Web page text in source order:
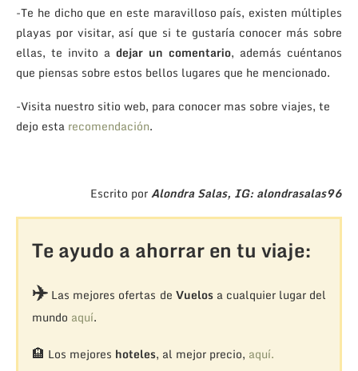
-Te he dicho que en este maravilloso país, existen múltiples
playas por visitar, así que si te gustaría conocer más sobre
ellas, te invito a dejar un comentario, además cuéntanos
que piensas sobre estos bellos lugares que he mencionado.
-Visita nuestro sitio web, para conocer mas sobre viajes, te
dejo esta recomendación.
Escrito porAlondra Salas, IG: alondrasalas96
Te ayudo a ahorrar en tu viaje:
✈️Las mejores ofertas de Vuelosa cualquier lugar del
mundo aquí.
🏨 Los mejores hoteles, al mejor precio, aquí.